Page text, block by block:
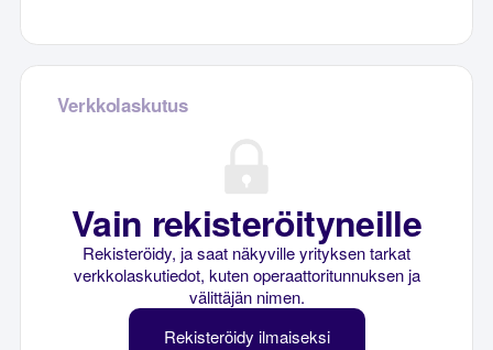
Verkkolaskutus
Vain rekisteröityneille
Rekisteröidy, ja saat näkyville yrityksen tarkat
verkkolaskutiedot, kuten operaattoritunnuksen ja
välittäjän nimen.
Rekisteröidy ilmaiseksi